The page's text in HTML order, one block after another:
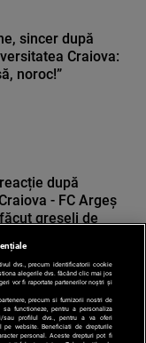
sincer după
Craiova:
noroc!”
după
- FC Argeș
greșeli de
dvs., precum identificatorii cookie
alegerile dvs. făcând clic mai jos
vor fi raportate partenerilor noștri și
precum si furnizorii nostri de
functioneze, pentru a personaliza
profilul dvs., pentru a va oferi
pe website. Beneficiati de drepturile
personal. Aceste drepturi pot fi